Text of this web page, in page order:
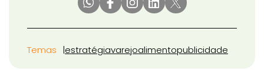
Temas estratégiavarejoalimentopublicidade